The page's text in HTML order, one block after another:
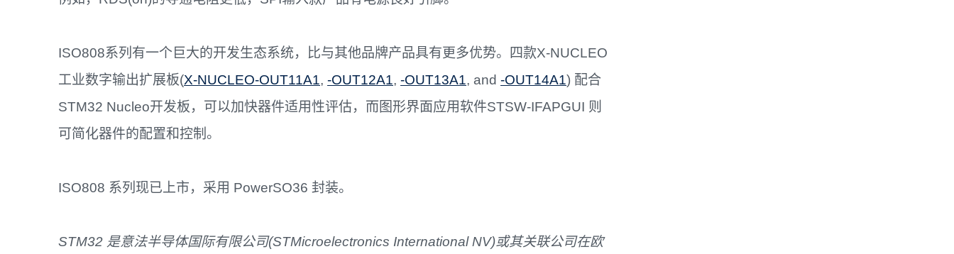
ISO808系列有一个巨大的开发生态系统，比与其他品牌产品具有更多优势。四款X-NUCLEO
工业数字输出扩展板(X-NUCLEO-OUT11A1, -OUT12A1, -OUT13A1, and -OUT14A1) 配合
STM32 Nucleo开发板，可以加快器件适用性评估，而图形界面应用软件STSW-IFAPGUI 则
可简化器件的配置和控制。
ISO808 系列现已上市，采用 PowerSO36 封装。
STM32 是意法半导体国际有限公司(STMicroelectronics International NV)或其关联公司在欧